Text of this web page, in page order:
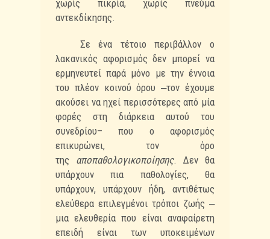
χωρίς πικρία,χωρίς πνεύμα
αντεκδίκησης.
Σε ένα τέτοιο περιβάλλον ο
λακανικός αφορισμός δεν μπορεί να
ερμηνευτεί παρά μόνο με την έννοια
του πλέον κοινού όρου ‒τον έχουμε
ακούσει να ηχεί περισσότερες από μία
φορές στη διάρκεια αυτού του
συνεδρίου– που ο αφορισμός
επικυρώνει, τον όρο
της αποπαθολογικοποίησης. Δεν θα
υπάρχουν πια παθολογίες, θα
υπάρχουν, υπάρχουν ήδη, αντιθέτως
ελεύθερα επιλεγμένοι τρόποι ζωής ‒
μια ελευθερία που είναι αναφαίρετη
επειδήείναι των υποκειμένων